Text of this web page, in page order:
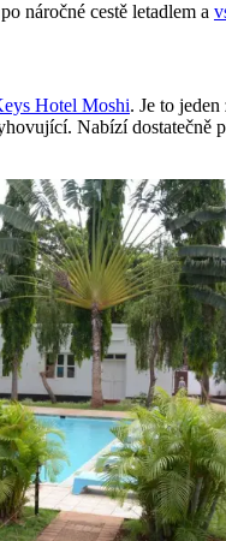
náročné cestě letadlem a
Hotel Moshi. Je to
Nabízí dostatečně